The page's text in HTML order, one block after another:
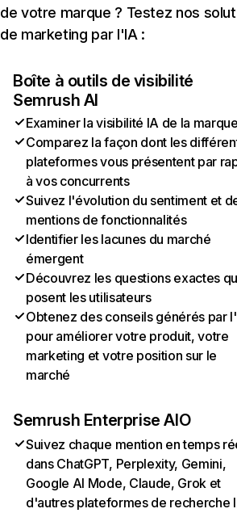
de votre marque ? Testez nos
de marketing par l'IA :
Boîte à outils de visibilité
Semrush AI
Examiner la visibilité IA de la
Comparez la façon dont les
plateformes vous présentent par
à vos concurrents
Suivez l'évolution du sentiment et
mentions de fonctionnalités
Identifier les lacunes du marché
émergent
Découvrez les questions exactes
posent les utilisateurs
Obtenez des conseils générés par
pour améliorer votre produit, votre
marketing et votre position sur le
marché
Semrush Enterprise AIO
Suivez chaque mention en temps
dans ChatGPT, Perplexity, Gemini,
Google AI Mode, Claude, Grok et
d'autres plateformes de recherche